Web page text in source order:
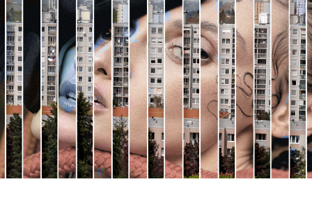
edu
Vše o ČT